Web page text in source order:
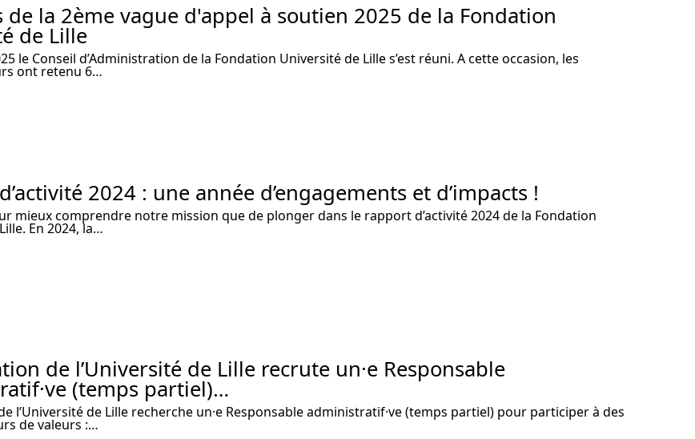
de la 2ème vague d'appel à soutien 2025 de la Fondation
de Lille
le Conseil d’Administration de la Fondation Université de Lille s’est réuni. A cette occasion, les
ont retenu 6…
2024 : une année d’engagements et d’impacts !
mieux comprendre notre mission que de plonger dans le rapport d’activité 2024 de la Fondation
En 2024, la…
de l’Université de Lille recrute un·e Responsable
(temps partiel)…
l’Université de Lille recherche un·e Responsable administratif·ve (temps partiel) pour participer à des
de valeurs :…